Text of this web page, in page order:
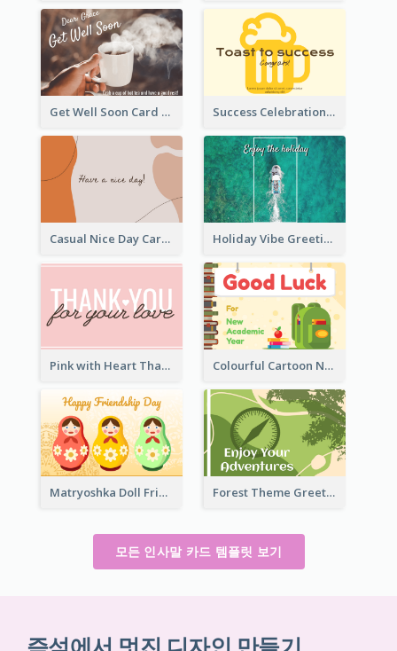
Get Well Soon Card Success Celebration Greeting Card
Casual Nice Day Card Template Holiday Vibe Greeting Card
Pink with Heart Thank You Card Colourful Cartoon New Academic Year Greeting Card
Matryoshka Doll Friendship Greeting Card Forest Theme Greeting Card
모든 인사말 카드 템플릿 보기